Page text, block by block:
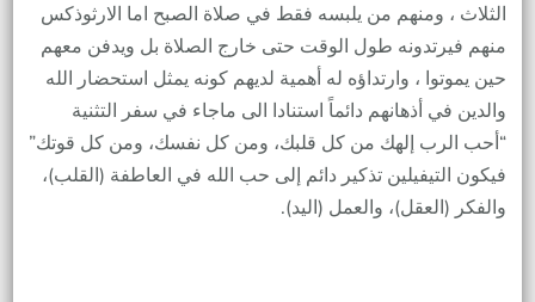
الثلاث ، ومنهم من يلبسه فقط في صلاة الصبح اما الارثوذكس
منهم فيرتدونه طول الوقت حتى خارج الصلاة بل ويدفن معهم
حين يموتوا ، وارتداؤه له أهمية لديهم كونه يمثل استحضار الله
والدين في أذهانهم دائماً استنادا الى ماجاء في سفر التثنية
“أحب الرب إلهك من كل قلبك، ومن كل نفسك، ومن كل قوتك”
فيكون التيفيلين تذكير دائم إلى حب الله في العاطفة (القلب)،
والفكر (العقل)، والعمل (اليد).